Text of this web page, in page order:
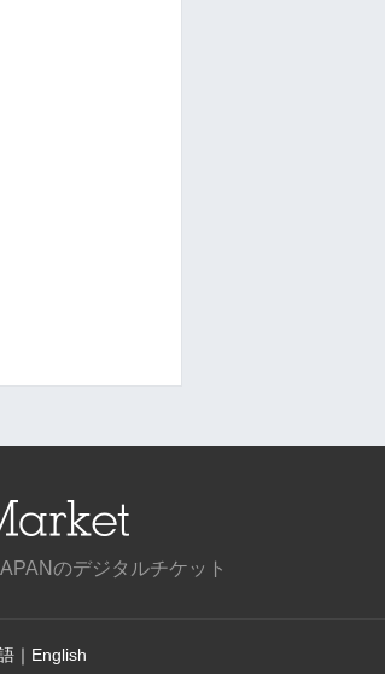
のデジタルチケット
｜ English